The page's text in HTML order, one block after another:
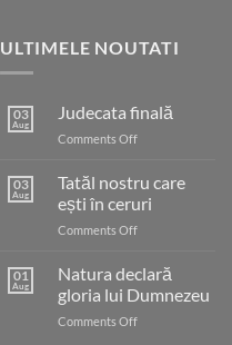
ULTIMELE NOUTATI
03
Aug
Judecata finală
Comments Offon
03
Aug
Tatăl nostru care
ești în ceruri
Comments Offon
nostru
care
ești
în
01
Aug
Natura declară
gloria lui Dumnezeu
Comments Offon